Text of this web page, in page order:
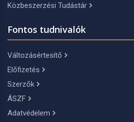
Közbeszerzési Tudástár
Fontos tudnivalók
Változásértesítő
Előfizetés
Szerzők
ÁSZF
Adatvédelem